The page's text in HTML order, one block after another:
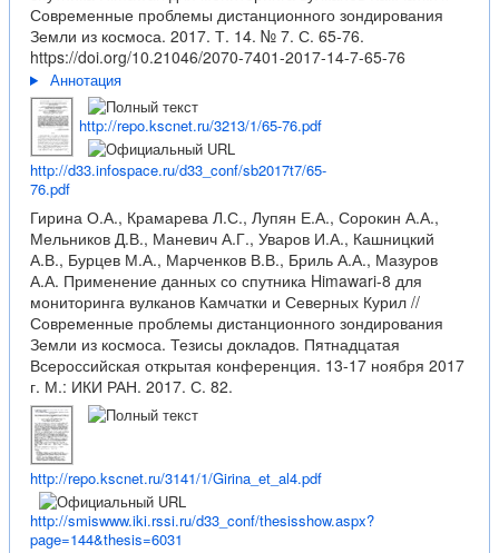
Современные проблемы дистанционного зондирования
Земли из космоса. 2017. Т. 14. № 7. С. 65-76.
https://doi.org/10.21046/2070-7401-2017-14-7-65-76
Аннотация
http://repo.kscnet.ru/3213/1/65-76.pdf
http://d33.infospace.ru/d33_conf/sb2017t7/65-
76.pdf
Гирина О.А., Крамарева Л.С., Лупян Е.А., Сорокин А.А.,
Мельников Д.В., Маневич А.Г., Уваров И.А., Кашницкий
А.В., Бурцев М.А., Марченков В.В., Бриль А.А., Мазуров
А.А. Применение данных со спутника Himawari-8 для
мониторинга вулканов Камчатки и Северных Курил //
Современные проблемы дистанционного зондирования
Земли из космоса. Тезисы докладов. Пятнадцатая
Всероссийская открытая конференция. 13-17 ноября 2017
г. М.: ИКИ РАН. 2017. С. 82.
http://repo.kscnet.ru/3141/1/Girina_et_al4.pdf
http://smiswww.iki.rssi.ru/d33_conf/thesisshow.aspx?
page=144&thesis=6031